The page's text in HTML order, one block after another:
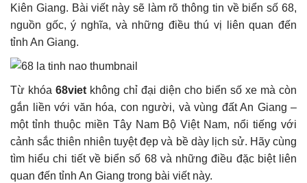
Kiên Giang. Bài viết này sẽ làm rõ thông tin về biển số 68,
nguồn gốc, ý nghĩa, và những điều thú vị liên quan đến
tỉnh An Giang.
Từ khóa 68viet không chỉ đại diện cho biển số xe mà còn
gắn liền với văn hóa, con người, và vùng đất An Giang –
một tỉnh thuộc miền Tây Nam Bộ Việt Nam, nổi tiếng với
cảnh sắc thiên nhiên tuyệt đẹp và bề dày lịch sử. Hãy cùng
tìm hiểu chi tiết về biển số 68 và những điều đặc biệt liên
quan đến tỉnh An Giang trong bài viết này.